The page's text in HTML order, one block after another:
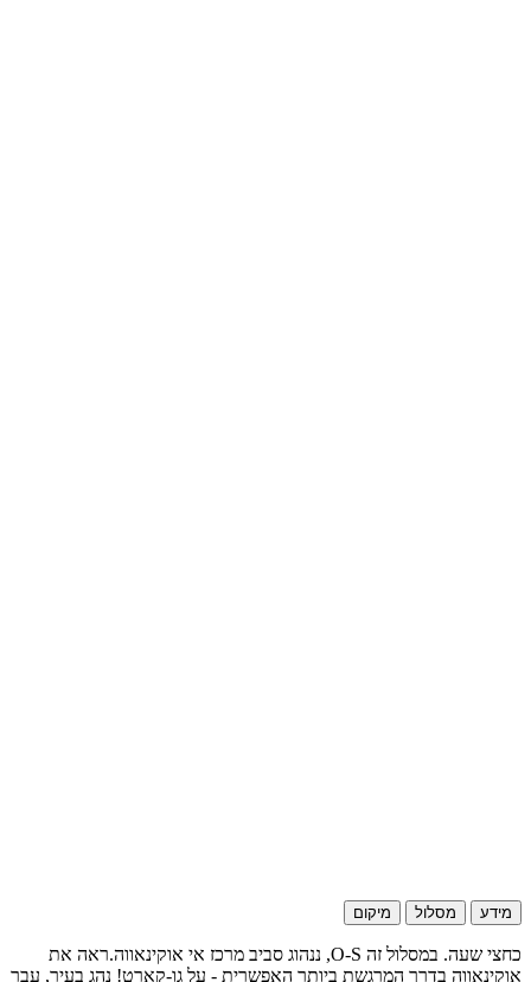
מידע מסלול מיקום
כחצי שעה. במסלול זה O-S, ננהוג סביב מרכז אי אוקינאווה.ראה את
אוקינאווה בדרך המרגשת ביותר האפשרית - על גו-קארט! נהג בעיר, עבר